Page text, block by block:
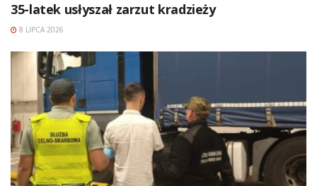
35-latek usłyszał zarzut kradzieży
8 LIPCA 2026